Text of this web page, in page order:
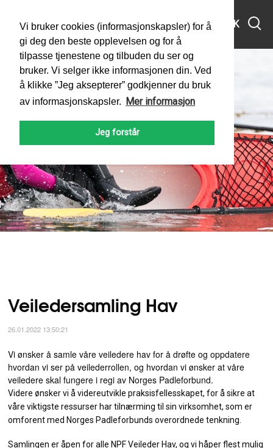
Vi bruker cookies (informasjonskapsler) for å
gi deg den beste opplevelsen og for å
tilpasse tjenestene og tilbuden du ser og
bruker. Vi selger ikke informasjonen din. Ved
å klikke ”Jeg aksepterer” godkjenner du bruk
av informasjonskapsler.
Mer informasjon
Jeg forstår
MENY SØK
Veiledersamling Hav
26.01.2022 13:50:21
Vi ønsker å samle våre veiledere hav for å drøfte og oppdatere
hvordan vi ser på veilederrollen, og hvordan vi ønsker at våre
veiledere skal fungere i regi av Norges Padleforbund.
Videre ønsker vi å videreutvikle praksisfellesskapet, for å sikre at
våre viktigste ressurser har tilnærming til sin virksomhet, som er
omforent med Norges Padleforbunds overordnede tenkning.
Samlingen er åpen for alle NPF Veileder Hav, og vi håper flest mulig